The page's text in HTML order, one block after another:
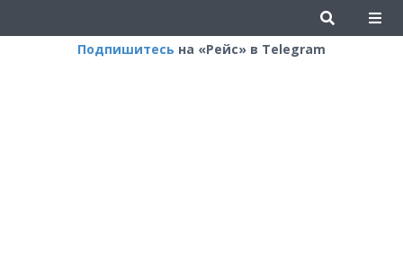
Подпишитесь на «Рейс» в Telegram